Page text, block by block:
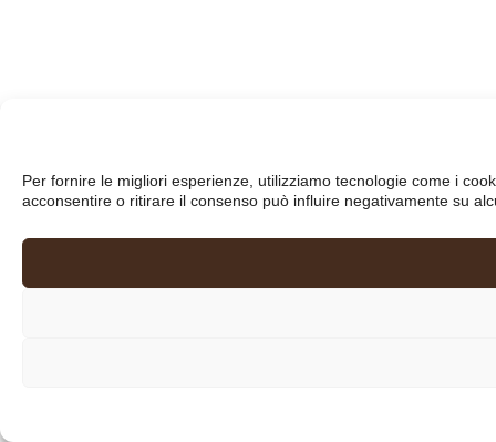
Per fornire le migliori esperienze, utilizziamo tecnologie come i
acconsentire o ritirare il consenso può influire negativamente su